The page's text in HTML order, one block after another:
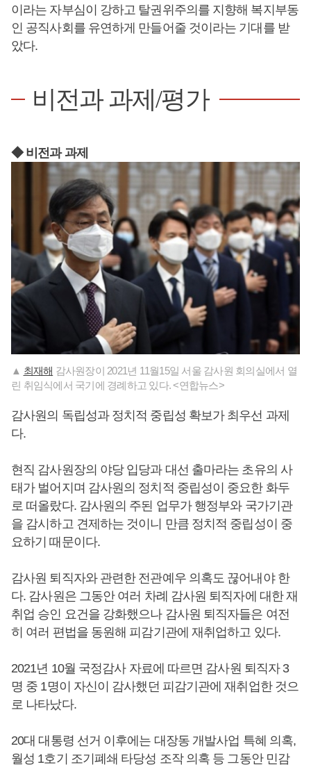
이라는 자부심이 강하고 탈권위주의를 지향해 복지부동
인 공직사회를 유연하게 만들어줄 것이라는 기대를 받
았다.
비전과 과제/평가
◆ 비전과 과제
▲ 최재해 감사원장이 2021년 11월15일 서울 감사원 회의실에서 열
린 취임식에서 국기에 경례하고 있다. <연합뉴스>
감사원의 독립성과 정치적 중립성 확보가 최우선 과제
다.
현직 감사원장의 야당 입당과 대선 출마라는 초유의 사
태가 벌어지며 감사원의 정치적 중립성이 중요한 화두
로 떠올랐다. 감사원의 주된 업무가 행정부와 국가기관
을 감시하고 견제하는 것이니 만큼 정치적 중립성이 중
요하기 때문이다.
감사원 퇴직자와 관련한 전관예우 의혹도 끊어내야 한
다. 감사원은 그동안 여러 차례 감사원 퇴직자에 대한 재
취업 승인 요건을 강화했으나 감사원 퇴직자들은 여전
히 여러 편법을 동원해 피감기관에 재취업하고 있다.
2021년 10월 국정감사 자료에 따르면 감사원 퇴직자 3
명 중 1명이 자신이 감사했던 피감기관에 재취업한 것으
로 나타났다.
20대 대통령 선거 이후에는 대장동 개발사업 특혜 의혹,
월성 1호기 조기폐쇄 타당성 조작 의혹 등 그동안 민감